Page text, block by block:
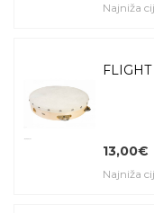
Najniža
13,00€
Najniža